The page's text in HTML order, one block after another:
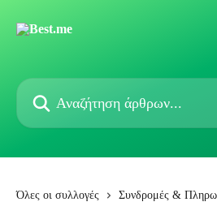
Αναζήτηση άρθρων...
Όλες οι συλλογές
Συνδρομές &